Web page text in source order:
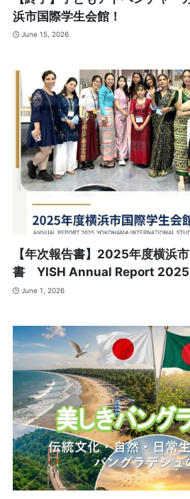
浜市国際学生会館！
June 15, 2026
【年次報告書】2025年度横浜
書 YISH Annual Report 2025
June 1, 2026